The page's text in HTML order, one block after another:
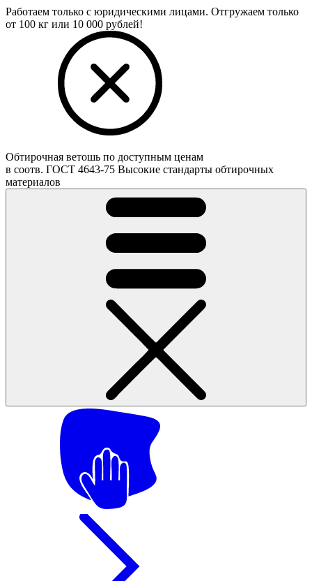
Работаем только с юридическими лицами. Отгружаем только
от 100 кг или 10 000 рублей!
Обтирочная ветошь по доступным ценам
в соотв. ГОСТ 4643-75 Высокие стандарты обтирочных
материалов